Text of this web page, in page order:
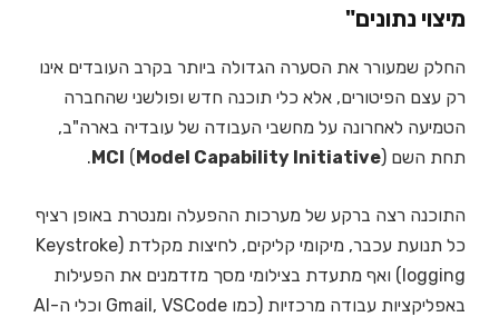
מיצוי נתונים"
החלק שמעורר את הסערה הגדולה ביותר בקרב העובדים אינו
רק עצם הפיטורים, אלא כלי תוכנה חדש ופולשני שהחברה
הטמיעה לאחרונה על מחשבי העבודה של עובדיה בארה"ב,
תחת השם
MCI ( Model Capability Initiative).
התוכנה רצה ברקע של מערכות ההפעלה ומנטרת באופן רציף
כל תנועת עכבר, מיקומי קליקים, לחיצות מקלדת (Keystroke
logging) ואף מתעדת בצילומי מסך מזדמנים את הפעילות
באפליקציות עבודה מרכזיות (כמו Gmail, VSCode וכלי ה-AI